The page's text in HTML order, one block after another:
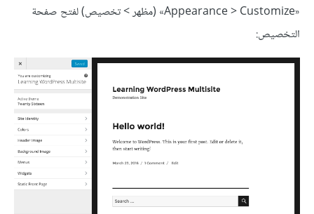
«Appearance > Customize» (مظهر > تخصيص) لفتح صفحة
التخصيص: